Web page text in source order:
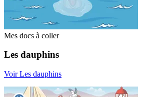
Mes docs à coller
Les dauphins
Voir Les dauphins